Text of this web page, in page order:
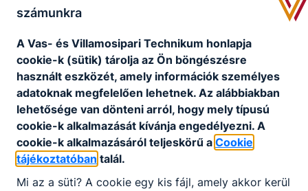
fejlesztése a Soproni SzC
2019. február 1-től 10 fő oktatónk, 9 német
csoportban, 5 angol csoportban 160 tanulót -
felnőttet és diákot- sikeres vizsgáig vezetett.
számunkra
A Vas- és Villamosipari Technikum honlapja
cookie-k (sütik) tárolja az Ön böngészésre
használt eszközét, amely információk személyes
adatoknak megfelelően lehetnek. Az alábbiakban
lehetősége van dönteni arról, hogy mely típusú
cookie-k alkalmazását kívánja engedélyezni. A
cookie-k alkalmazásáról teljeskörű a Cookie
tájékoztatóban talál.
Mi az a süti? A cookie egy kis fájl, amely akkor kerül